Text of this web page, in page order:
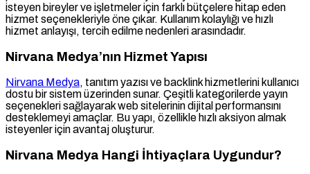
isteyen bireyler ve işletmeler için farklı bütçelere hitap eden
hizmet seçenekleriyle öne çıkar. Kullanım kolaylığı ve hızlı
hizmet anlayışı, tercih edilme nedenleri arasındadır.
Nirvana Medya’nın Hizmet Yapısı
Nirvana Medya, tanıtım yazısı ve backlink hizmetlerini kullanıcı
dostu bir sistem üzerinden sunar. Çeşitli kategorilerde yayın
seçenekleri sağlayarak web sitelerinin dijital performansını
desteklemeyi amaçlar. Bu yapı, özellikle hızlı aksiyon almak
isteyenler için avantaj oluşturur.
Nirvana Medya Hangi İhtiyaçlara Uygundur?